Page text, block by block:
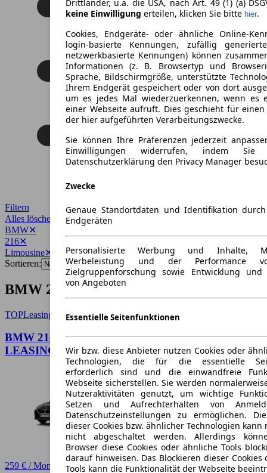
Filtern
Alles löschen
BMW✕
216✕
Limousine✕
Sortieren:
BMW 216 Limousine Angebote
TOPLeasing
BMW 216 Gran Coupé – JETZT ZU TOP
LEASINGKONDITIONEN!
259 € / Monat
Drittländer, u.a. die USA, nach Art. 49 (1) (a)
keine Einwilligung erteilen, klicken Sie bitte hier.
Cookies, Endgeräte- oder ähnliche Online-
login-basierte Kennungen, zufällig
netzwerkbasierte Kennungen) können
Informationen (z. B. Browsertyp und
Sprache, Bildschirmgröße, unterstützte
Ihrem Endgerät gespeichert oder von dort
um es jedes Mal wiederzuerkennen, wenn es
einer Webseite aufruft. Dies geschieht für
der hier aufgeführten Verarbeitungszwecke.
Sie können Ihre Präferenzen jederzeit
Einwilligungen widerrufen, indem
Datenschutzerklärung den Privacy Manager
Zwecke
Genaue Standortdaten und Identifikation
Endgeräten
Personalisierte Werbung und Inhalte,
Werbeleistung und der Performance
Zielgruppenforschung sowie Entwicklung und
von Angeboten
Essentielle Seitenfunktionen
Wir bzw. diese Anbieter nutzen Cookies oder
Technologien, die für die essentielle
erforderlich sind und die einwandfreie
Webseite sicherstellen. Sie werden
Nutzeraktivitäten genutzt, um wichtige
Setzen und Aufrechterhalten von
Datenschutzeinstellungen zu ermöglichen.
dieser Cookies bzw. ähnlicher Technologien kann
nicht abgeschaltet werden. Allerdings
Browser diese Cookies oder ähnliche Tools
darauf hinweisen. Das Blockieren dieser
Tools kann die Funktionalität der Webseite